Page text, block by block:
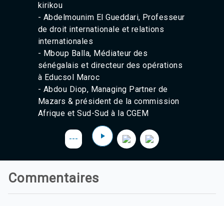
Tétouan 87.8 Hz
Fès 98.8 Hz
Settat 104,6
Chefchaouen 106.4
Safi 92.3
Taza 103.0
Taounate 95.6
SkhourRhamna 92.2
Taroudant 104.9
Guelmim 91.9
Tan-Tan 95.2
kirikou
- Abdelmounim El Gueddari, Professeur
de droit internationale et relations
internationales
- Mboup Balla, Médiateur des
sénégalais et directeur des opérations
à Educsol Maroc
- Abdou Diop, Managing Partner de
Mazars & président de la commission
Afrique et Sud-Sud à la CGEM
---
Commentaires